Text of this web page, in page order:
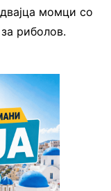
момци со
риболов.